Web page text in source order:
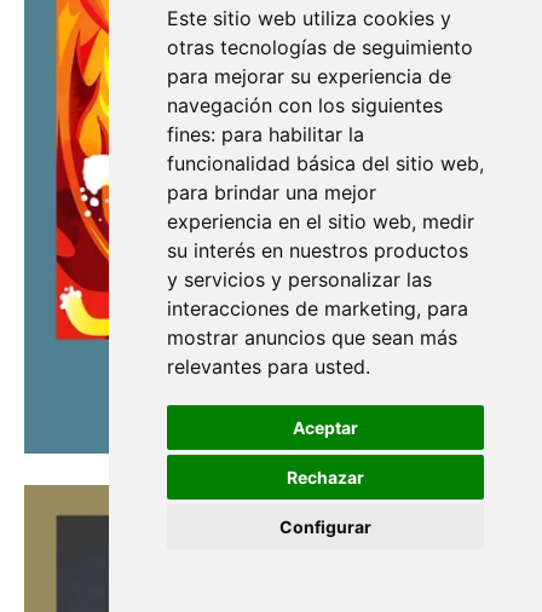
Este sitio web utiliza cookies y
otras tecnologías de seguimiento
para mejorar su experiencia de
navegación con los siguientes
fines: para habilitar la
funcionalidad básica del sitio web,
para brindar una mejor
experiencia en el sitio web, medir
su interés en nuestros productos
y servicios y personalizar las
interacciones de marketing, para
mostrar anuncios que sean más
relevantes para usted.
Aceptar
Rechazar
Configurar